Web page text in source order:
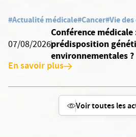
#Actualité médicale#Cancer#Vie
07/08/2026
Conférence médicale
prédisposition
environnementales ?
En savoir plus
Voir toutes les